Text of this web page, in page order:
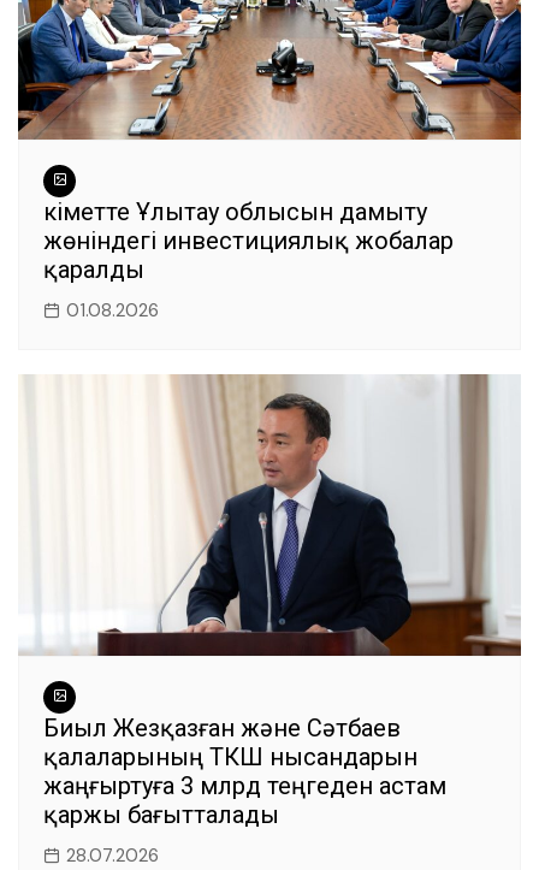
Үкіметте Ұлытау облысын дамыту
жөніндегі инвестициялық жобалар
қаралды
01.08.2026
Биыл Жезқазған және Сәтбаев
қалаларының ТКШ нысандарын
жаңғыртуға 3 млрд теңгеден астам
қаржы бағытталады
28.07.2026